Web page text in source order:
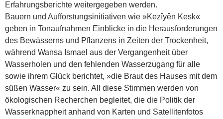
Erfahrungsberichte weitergegeben werden.
Bauern und Aufforstungsinitiativen wie »Kezîyên Kesk«
geben in Tonaufnahmen Einblicke in die Herausforderungen
des Bewässerns und Pflanzens in Zeiten der Trockenheit,
während Wansa Ismael aus der Vergangenheit über
Wasserholen und den fehlenden Wasserzugang für alle
sowie ihrem Glück berichtet, »die Braut des Hauses mit dem
süßen Wasser« zu sein. All diese Stimmen werden von
ökologischen Recherchen begleitet, die die Politik der
Wasserknappheit anhand von Karten und Satellitenfotos